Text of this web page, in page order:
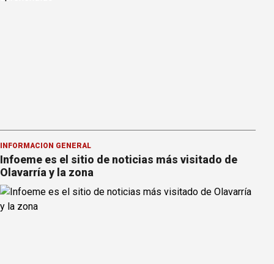
INFORMACION GENERAL
Infoeme es el sitio de noticias más visitado de
Olavarría y la zona